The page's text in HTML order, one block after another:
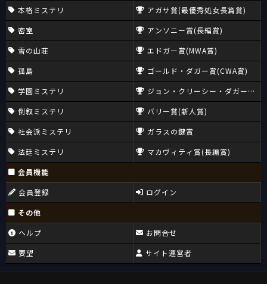
本格ミステリ
密室
雪の山荘
孤島
学園ミステリ
倒叙ミステリ
社会派ミステリ
法廷ミステリ
アガサ賞(最優秀処女長篇賞)
アンソニー賞(長編賞)
エドガー賞(MWA賞)
ゴールド・ダガー賞(CWA賞)
ジョン・クリーシー・ダガー賞
バリー賞(新人賞)
ガラスの鍵賞
マカヴィティ賞(長編賞)
会員機能
会員登録
ログイン
その他
ヘルプ
要望
お問合せ
サイト運営者